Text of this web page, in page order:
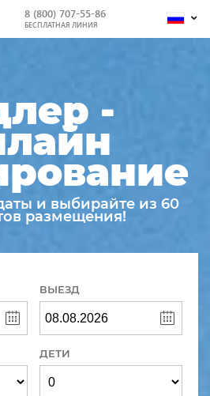
8 (800) 707-55-86
БЕСПЛАТНАЯ ЛИНИЯ
-
и выбирайте из 60
размещения!
ВЫЕЗД
ДЕТИ